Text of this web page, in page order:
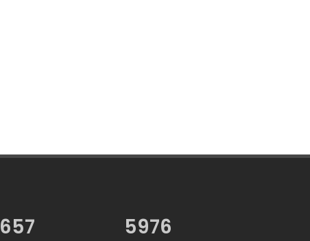
657 5976